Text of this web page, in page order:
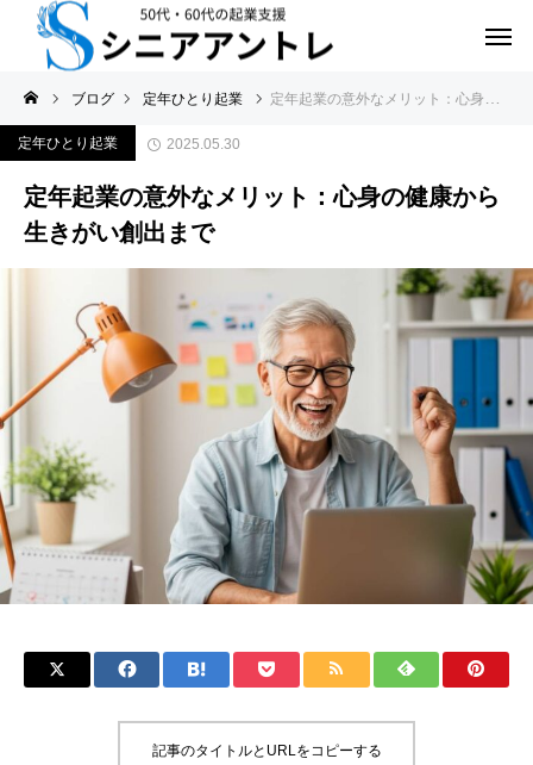
ブログ 定年ひとり起業 定年起業の意外なメリット：心身の健康から生きがい創出まで
定年ひとり起業 2025.05.30
定年起業の意外なメリット：心身の健康から
生きがい創出まで
記事のタイトルとURLをコピーする